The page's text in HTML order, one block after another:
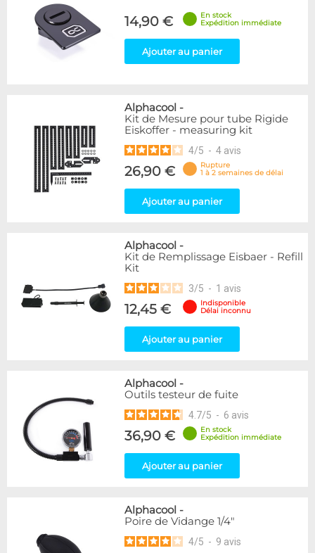
14,90 €
En stock
Expédition immédiate
Ajouter au panier
Alphacool -
Kit de Mesure pour tube Rigide
Eiskoffer - measuring kit
4/5 - 4 avis
26,90 €
Rupture
1 à 2 semaines de délai
Ajouter au panier
Alphacool -
Kit de Remplissage Eisbaer - Refill
Kit
3/5 - 1 avis
12,45 €
Indisponible
Délai inconnu
Ajouter au panier
Alphacool -
Outils testeur de fuite
4.7/5 - 6 avis
36,90 €
En stock
Expédition immédiate
Ajouter au panier
Alphacool -
Poire de Vidange 1/4"
4/5 - 9 avis